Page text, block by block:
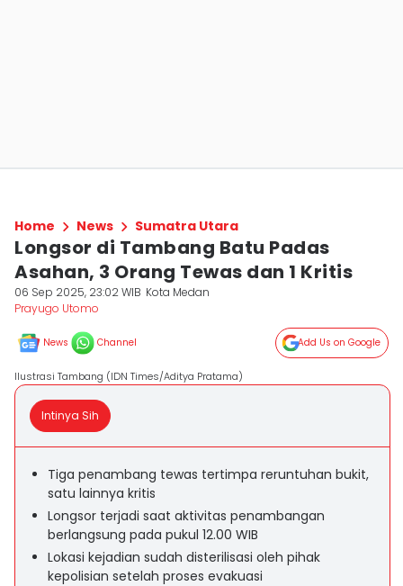
Home News Sumatra Utara
Longsor di Tambang Batu Padas
Asahan, 3 Orang Tewas dan 1 Kritis
06 Sep 2025, 23:02 WIB Kota Medan
Prayugo Utomo
News Channel Add Us on Google
Ilustrasi Tambang (IDN Times/Aditya Pratama)
Intinya Sih
Tiga penambang tewas tertimpa reruntuhan bukit,
satu lainnya kritis
Longsor terjadi saat aktivitas penambangan
berlangsung pada pukul 12.00 WIB
Lokasi kejadian sudah disterilisasi oleh pihak
kepolisian setelah proses evakuasi